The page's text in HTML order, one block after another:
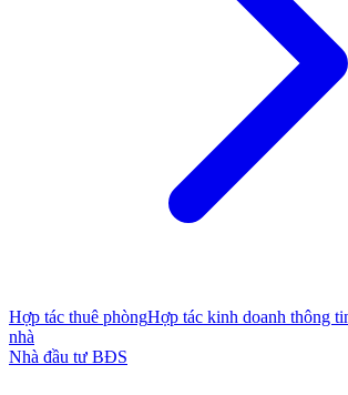
Hợp tác thuê phòngHợp tác kinh doanh thông
nhà
Nhà đầu tư BĐS